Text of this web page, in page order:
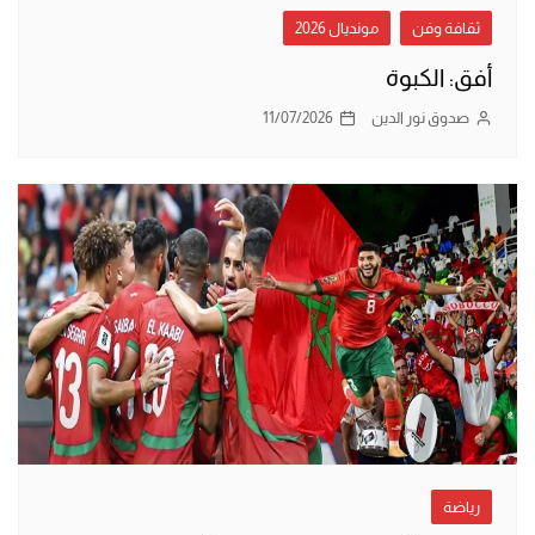
ثقافة وفن مونديال 2026
أفق: الكبوة
صدوق نور الدين 11/07/2026
رياضة